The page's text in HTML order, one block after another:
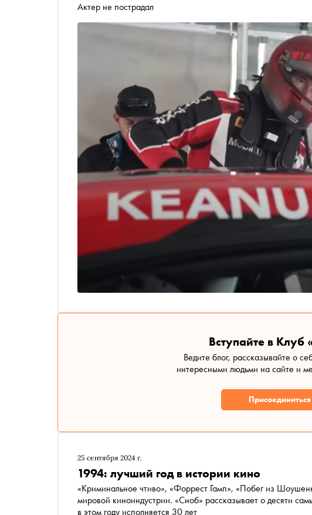
Актер не пострадал
Вступайте в Клуб
Ведите блог, рассказывайте о
интересными людьми на сайте и
Присоединиться
25 сентября 2024 г.
1994: лучший год в истории кино
«Криминальное чтиво», «Форрест Гамп», «Побег из
мировой киноиндустрии. «Сноб» рассказывает о десяти
в этом году исполняется 30 лет